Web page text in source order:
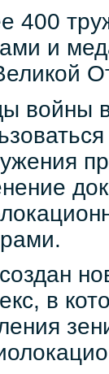
400
и
войны
в